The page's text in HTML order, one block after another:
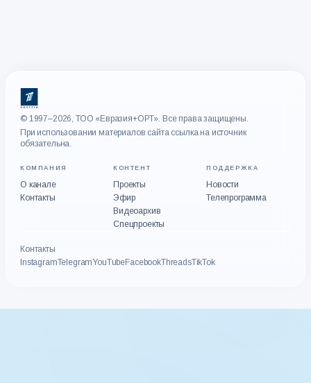
© 1997–2026, ТОО «Евразия+ОРТ». Все права защищены.
При использовании материалов сайта ссылка на источник
обязательна.
КОМПАНИЯ
О канале
Контакты
КОНТЕНТ
Проекты
Эфир
Видеоархив
Спецпроекты
ПОДДЕРЖКА
Новости
Телепрограмма
Контакты
InstagramTelegramYouTubeFacebookThreadsTikTok